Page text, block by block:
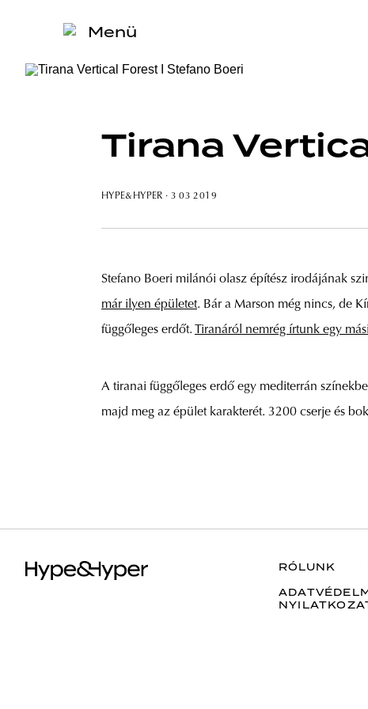
Menü
Tirana
HYPE&HYPER · 3 03 2019
Stefano Boeri milánói olasz építész irodájának
már ilyen épületet. Bár a Marson még nincs, de
függőleges erdőt. Tiranáról nemrég írtunk egy
A tiranai függőleges erdő egy mediterrán
majd meg az épület karakterét. 3200 cserje és
RÓLUNK